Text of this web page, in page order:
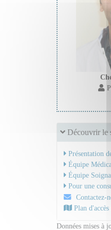
Découvrir le
Présentation
Équipe
Équipe
Pour une
Contactez-
Plan d'accès
Données mises à